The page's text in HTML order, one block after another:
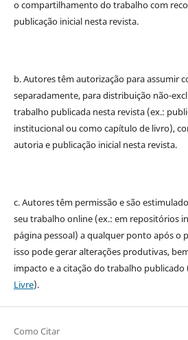
o compartilhamento do trabalho com
publicação inicial nesta revista.
b. Autores têm autorização para assumir
separadamente, para distribuição não-
trabalho publicada nesta revista (ex.:
institucional ou como capítulo de livro),
autoria e publicação inicial nesta revista.
c. Autores têm permissão e são
seu trabalho online (ex.: em repositórios
página pessoal) a qualquer ponto após o
isso pode gerar alterações produtivas,
impacto e a citação do trabalho publicado
Livre).
Como Citar